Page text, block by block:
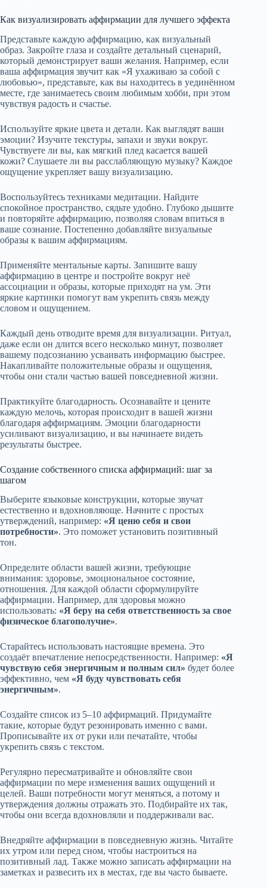
Как визуализировать аффирмации для лучшего эффекта
Представьте каждую аффирмацию, как визуальный
образ. Закройте глаза и создайте детальный сценарий,
который демонстрирует ваши желания. Например, если
ваша аффирмация звучит как «Я ухаживаю за собой с
любовью», представьте, как вы находитесь в уединённом
месте, где занимаетесь своим любимым хобби, при этом
чувствуя радость и счастье.
Используйте яркие цвета и детали. Как выглядят ваши
эмоции? Изучите текстуры, запахи и звуки вокруг.
Чувствуете ли вы, как мягкий плед касается вашей
кожи? Слушаете ли вы расслабляющую музыку? Каждое
ощущение укрепляет вашу визуализацию.
Воспользуйтесь техниками медитации. Найдите
спокойное пространство, сядьте удобно. Глубоко дышите
и повторяйте аффирмацию, позволяя словам впиться в
ваше сознание. Постепенно добавляйте визуальные
образы к вашим аффирмациям.
Применяйте ментальные карты. Запишите вашу
аффирмацию в центре и постройте вокруг неё
ассоциации и образы, которые приходят на ум. Эти
яркие картинки помогут вам укрепить связь между
словом и ощущением.
Каждый день отводите время для визуализации. Ритуал,
даже если он длится всего несколько минут, позволяет
вашему подсознанию усваивать информацию быстрее.
Накапливайте положительные образы и ощущения,
чтобы они стали частью вашей повседневной жизни.
Практикуйте благодарность. Осознавайте и цените
каждую мелочь, которая происходит в вашей жизни
благодаря аффирмациям. Эмоции благодарности
усиливают визуализацию, и вы начинаете видеть
результаты быстрее.
Создание собственного списка аффирмаций: шаг за
шагом
Выберите языковые конструкции, которые звучат
естественно и вдохновляюще. Начните с простых
утверждений, например: «Я ценю себя и свои
потребности». Это поможет установить позитивный
тон.
Определите области вашей жизни, требующие
внимания: здоровье, эмоциональное состояние,
отношения. Для каждой области сформулируйте
аффирмации. Например, для здоровья можно
использовать: «Я беру на себя ответственность за свое
физическое благополучие».
Старайтесь использовать настоящие времена. Это
создаёт впечатление непосредственности. Например: «Я
чувствую себя энергичным и полным сил» будет более
эффективно, чем «Я буду чувствовать себя
энергичным».
Создайте список из 5–10 аффирмаций. Придумайте
такие, которые будут резонировать именно с вами.
Прописывайте их от руки или печатайте, чтобы
укрепить связь с текстом.
Регулярно пересматривайте и обновляйте свои
аффирмации по мере изменения ваших ощущений и
целей. Ваши потребности могут меняться, а потому и
утверждения должны отражать это. Подбирайте их так,
чтобы они всегда вдохновляли и поддерживали вас.
Внедряйте аффирмации в повседневную жизнь. Читайте
их утром или перед сном, чтобы настроиться на
позитивный лад. Также можно записать аффирмации на
заметках и развесить их в местах, где вы часто бываете.